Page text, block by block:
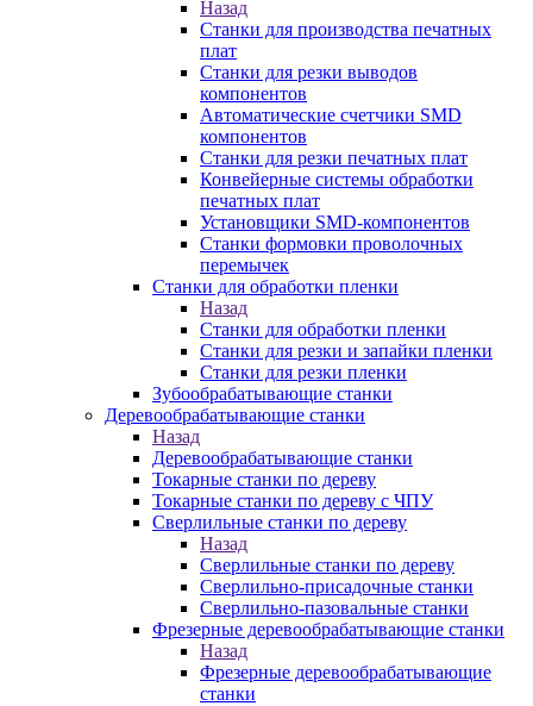
Назад
Станки для производства печатных
плат
Станки для резки выводов
компонентов
Автоматические счетчики SMD
компонентов
Станки для резки печатных плат
Конвейерные системы обработки
печатных плат
Установщики SMD-компонентов
Станки формовки проволочных
перемычек
Станки для обработки пленки
Назад
Станки для обработки пленки
Станки для резки и запайки пленки
Станки для резки пленки
Зубообрабатывающие станки
Деревообрабатывающие станки
Назад
Деревообрабатывающие станки
Токарные станки по дереву
Токарные станки по дереву с ЧПУ
Сверлильные станки по дереву
Назад
Сверлильные станки по дереву
Сверлильно-присадочные станки
Сверлильно-пазовальные станки
Фрезерные деревообрабатывающие станки
Назад
Фрезерные деревообрабатывающие
станки